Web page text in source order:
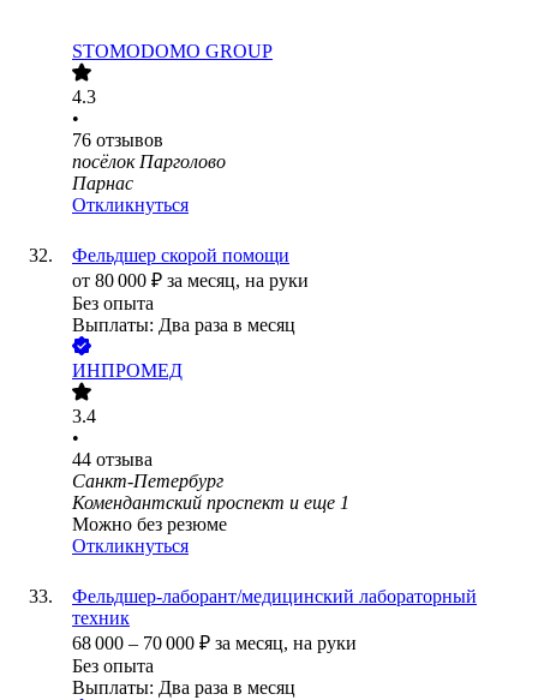
STOMODOMO GROUP
4.3
•
76 отзывов
посёлок Парголово
Парнас
Откликнуться
Фельдшер скорой помощи
от 80 000 ₽ за месяц, на руки
Без опыта
Выплаты: Два раза в месяц
ИНПРОМЕД
3.4
•
44 отзыва
Санкт-Петербург
Комендантский проспект и еще 1
Можно без резюме
Откликнуться
Фельдшер-лаборант/медицинский лабораторный
техник
68 000 – 70 000 ₽ за месяц, на руки
Без опыта
Выплаты: Два раза в месяц